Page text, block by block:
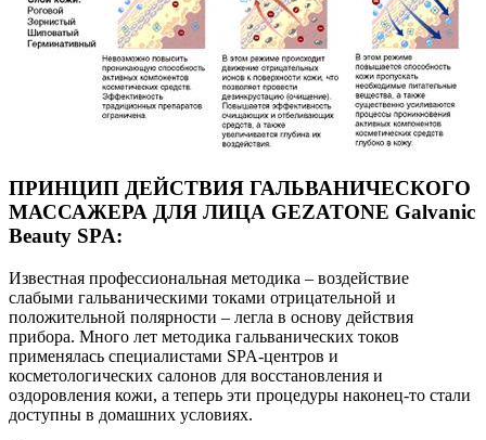
ПРИНЦИП ДЕЙСТВИЯ ГАЛЬВАНИЧЕСКОГО
МАССАЖЕРА ДЛЯ ЛИЦА GEZATONE Galvanic
Beauty SPA:
Известная профессиональная методика – воздействие
слабыми гальваническими токами отрицательной и
положительной полярности – легла в основу действия
прибора. Много лет методика гальванических токов
применялась специалистами SPA-центров и
косметологических салонов для восстановления и
оздоровления кожи, а теперь эти процедуры наконец-то стали
доступны в домашних условиях.